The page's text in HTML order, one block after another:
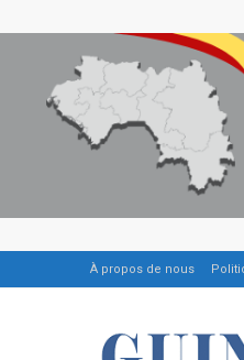
À propos de nous